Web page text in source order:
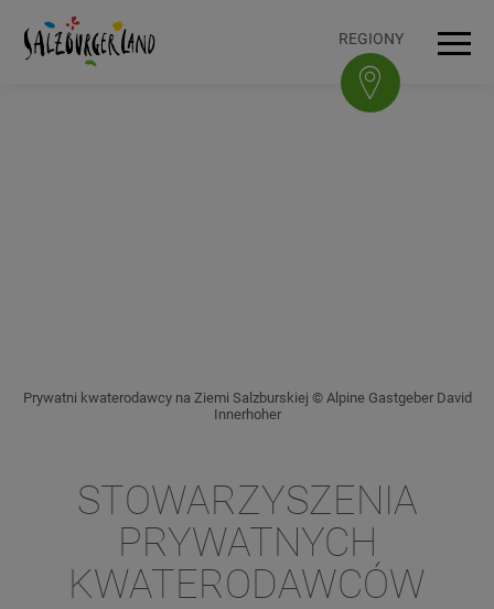
Do treściAccesskey
[0]
Do nawigacjiAccesskey
[1]
Na górę stronyAccesskey
[2]
Do stopkiAccesskey
[3] REGIONY
Prywatni kwaterodawcy na Ziemi Salzburskiej © Alpine Gastgeber David
Innerhoher
STOWARZYSZENIA
PRYWATNYCH
KWATERODAWCÓW